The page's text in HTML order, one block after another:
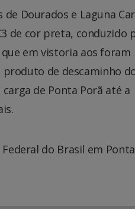
Dourados e Laguna
de cor preta, conduzido
em vistoria aos foram
produto de descaminho
de Ponta Porã até a
do Brasil em Ponta